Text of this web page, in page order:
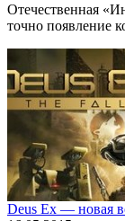
Отечественная
точно появление
Deus Ex — новая